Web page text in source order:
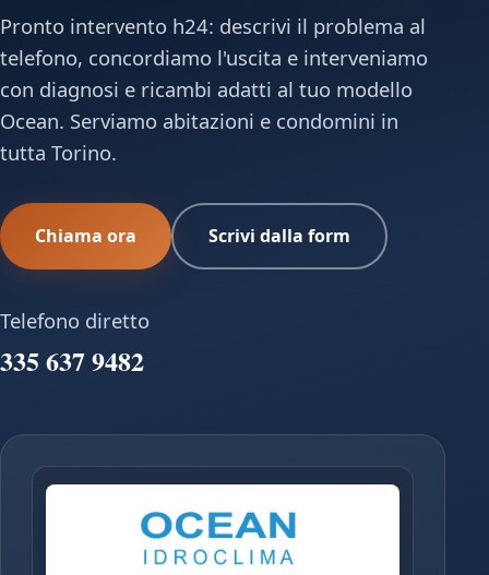
Pronto intervento h24: descrivi il problema al
telefono, concordiamo l'uscita e interveniamo
con diagnosi e ricambi adatti al tuo modello
Ocean. Serviamo abitazioni e condomini in
tutta Torino.
Chiama ora Scrivi dalla form
Telefono diretto
335 637 9482